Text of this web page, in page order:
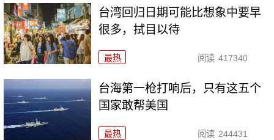
台湾回归日期可能比想象中要早
很多，拭目以待
最热 阅读 417340
台海第一枪打响后，只有这五个
国家敢帮美国
最热 阅读 244431